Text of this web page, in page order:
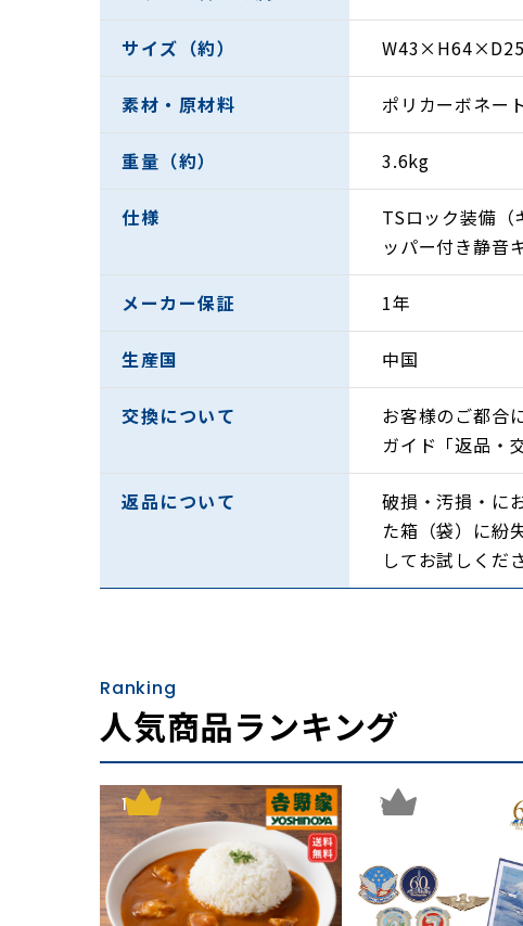
メイン素材には強度と発色の良さを兼ねそなえた
ンを踏襲しながら傷の目立ちにくいエンボスの表
荷物の紛失時に発見率が向上するトラベルセン
ことで荷物の紛失時に役立つ場合があります。
サイズ（約）
素材・原材料 ポリカーボネー
重量（約） 3.6kg
仕様
TSロック装備
ッパー付き静音
メーカー保証 1年
生産国 中国
交換について
お客様のご都合
ガイド「返品・
返品について
破損・汚損・に
た箱（袋）に紛
してお試しくだ
Ranking
人気商品ランキング
1 2